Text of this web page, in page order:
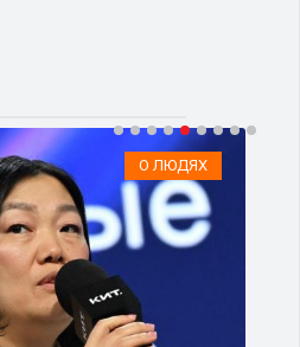
О ЛЮДЯХ